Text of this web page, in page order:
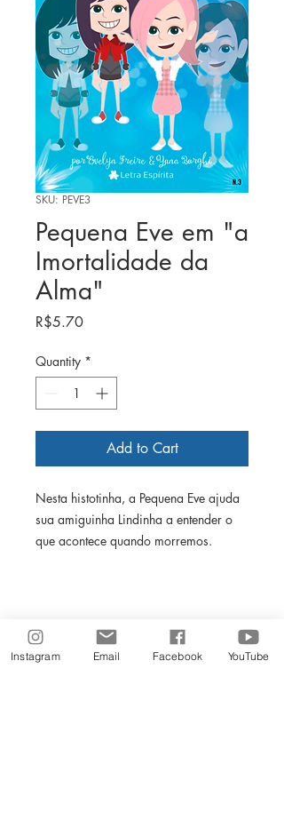
SKU: PEVE3
Pequena Eve em "a
Imortalidade da
Alma"
R$5.70Price
Quantity *
Add to Cart
Nesta histotinha, a Pequena Eve ajuda
sua amiguinha Lindinha a entender o
que acontece quando morremos.
Com diversão, brincadeiras e alegria,
as crianças aprenderão que a vida
continua e que no céu podemos ser
Instagram Email Facebook YouTube